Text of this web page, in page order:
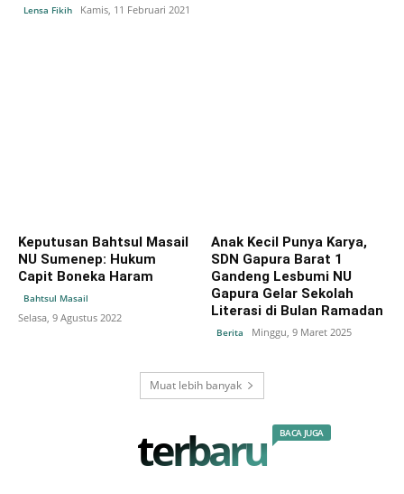
Lensa Fikih Kamis, 11 Februari 2021
Keputusan Bahtsul Masail
NU Sumenep: Hukum
Capit Boneka Haram
Bahtsul Masail
Selasa, 9 Agustus 2022
Anak Kecil Punya Karya,
SDN Gapura Barat 1
Gandeng Lesbumi NU
Gapura Gelar Sekolah
Literasi di Bulan Ramadan
Berita Minggu, 9 Maret 2025
Muat lebih banyak
terbaru BACA JUGA